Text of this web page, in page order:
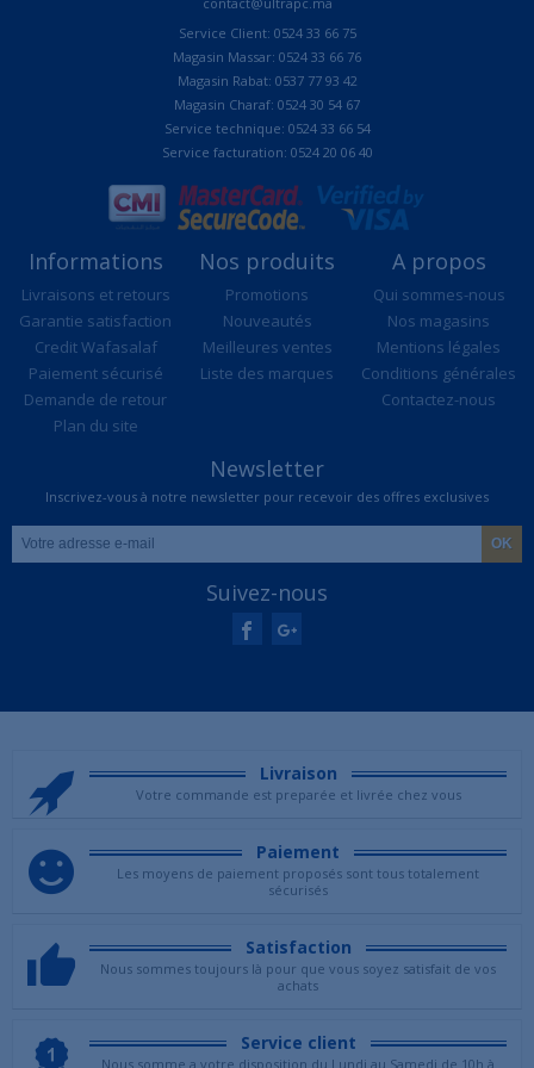
Service Client: 0524 33 66 75
Magasin Massar: 0524 33 66 76
Magasin Rabat: 0537 77 93 42
Magasin Charaf: 0524 30 54 67
Service technique: 0524 33 66 54
Service facturation: 0524 20 06 40
Informations
Livraisons et retours
Garantie satisfaction
Credit Wafasalaf
Paiement sécurisé
Demande de retour
Plan du site
Nos produits
Promotions
Nouveautés
Meilleures ventes
Liste des marques
A propos
Qui sommes-nous
Nos magasins
Mentions légales
Conditions générales
Contactez-nous
Newsletter
Inscrivez-vous à notre newsletter pour recevoir des offres exclusives
Suivez-nous
Livraison
Votre commande est preparée et livrée chez vous
Paiement
Les moyens de paiement proposés sont tous totalement
sécurisés
Satisfaction
Nous sommes toujours là pour que vous soyez satisfait de vos
achats
Service client
Nous somme a votre disposition du Lundi au Samedi de 10h à